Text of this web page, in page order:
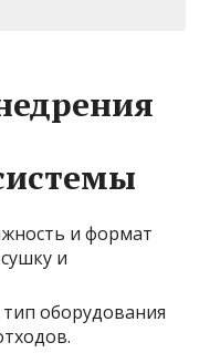
и формат
и
оборудования